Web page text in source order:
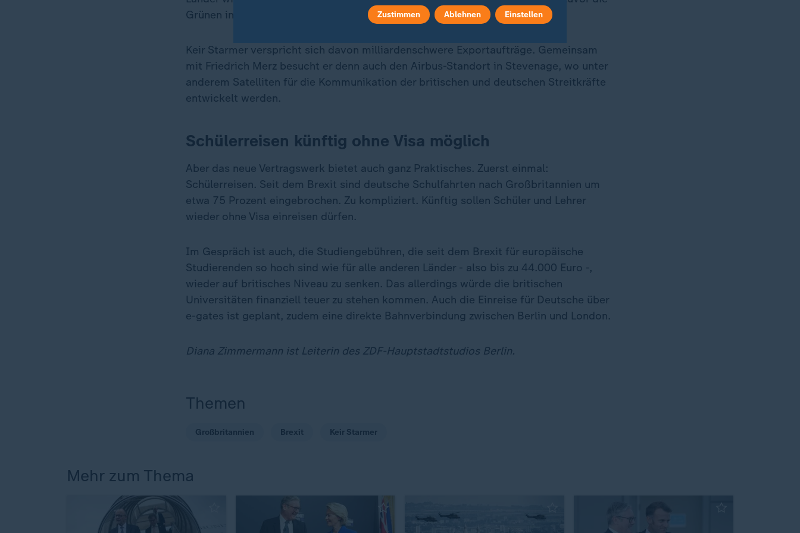
Grünen in der Ampel-Regierung verhindert.
Keir Starmer verspricht sich davon milliardenschwere Exportaufträge. Gemeinsam
mit Friedrich Merz besucht er denn auch den Airbus-Standort in Stevenage, wo unter
anderem Satelliten für die Kommunikation der britischen und deutschen Streitkräfte
entwickelt werden.
Schülerreisen künftig ohne Visa möglich
Aber das neue Vertragswerk bietet auch ganz Praktisches. Zuerst einmal:
Schülerreisen. Seit dem Brexit sind deutsche Schulfahrten nach Großbritannien um
etwa 75 Prozent eingebrochen. Zu kompliziert. Künftig sollen Schüler und Lehrer
wieder ohne Visa einreisen dürfen.
Im Gespräch ist auch, die Studiengebühren, die seit dem Brexit für europäische
Studierenden so hoch sind wie für alle anderen Länder - also bis zu 44.000 Euro -,
wieder auf britisches Niveau zu senken. Das allerdings würde die britischen
Universitäten finanziell teuer zu stehen kommen. Auch die Einreise für Deutsche über
e-gates ist geplant, zudem eine direkte Bahnverbindung zwischen Berlin und London.
Diana Zimmermann ist Leiterin des ZDF-Hauptstadtstudios Berlin.
Themen
Großbritannien Brexit Keir Starmer
Mehr zum Thema
Zustimmen Ablehnen Einstellen